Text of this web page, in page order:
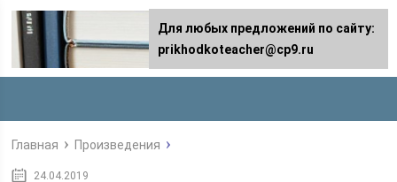
Главная Произведения
24.04.2019
Для любых предложений по сайту:
prikhodkoteacher@cp9.ru